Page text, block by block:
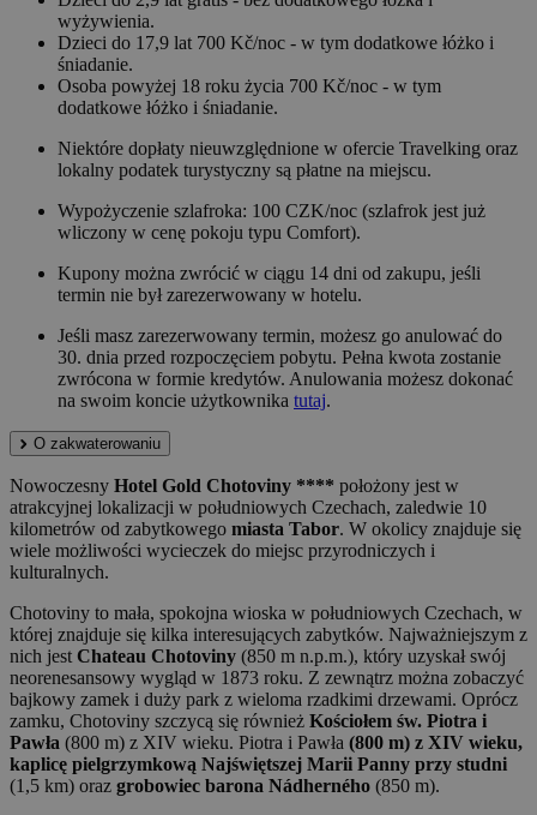
wyżywienia.
Dzieci do 17,9 lat 700 Kč/noc - w tym dodatkowe łóżko i
śniadanie.
Osoba powyżej 18 roku życia 700 Kč/noc - w tym
dodatkowe łóżko i śniadanie.
Niektóre dopłaty nieuwzględnione w ofercie Travelking oraz
lokalny podatek turystyczny są płatne na miejscu.
Wypożyczenie szlafroka: 100 CZK/noc (szlafrok jest już
wliczony w cenę pokoju typu Comfort).
Kupony można zwrócić w ciągu 14 dni od zakupu, jeśli
termin nie był zarezerwowany w hotelu.
Jeśli masz zarezerwowany termin, możesz go anulować do
30. dnia przed rozpoczęciem pobytu. Pełna kwota zostanie
zwrócona w formie kredytów. Anulowania możesz dokonać
na swoim koncie użytkownika tutaj.
O zakwaterowaniu
Nowoczesny Hotel Gold Chotoviny **** położony jest w
atrakcyjnej lokalizacji w południowych Czechach, zaledwie 10
kilometrów od zabytkowego miasta Tabor. W okolicy znajduje się
wiele możliwości wycieczek do miejsc przyrodniczych i
kulturalnych.
Chotoviny to mała, spokojna wioska w południowych Czechach, w
której znajduje się kilka interesujących zabytków. Najważniejszym z
nich jest Chateau Chotoviny (850 m n.p.m.), który uzyskał swój
neorenesansowy wygląd w 1873 roku. Z zewnątrz można zobaczyć
bajkowy zamek i duży park z wieloma rzadkimi drzewami. Oprócz
zamku, Chotoviny szczycą się również Kościołem św. Piotra i
Pawła (800 m) z XIV wieku. Piotra i Pawła (800 m) z XIV wieku,
kaplicę pielgrzymkową Najświętszej Marii Panny przy studni
(1,5 km) oraz grobowiec barona Nádherného (850 m).